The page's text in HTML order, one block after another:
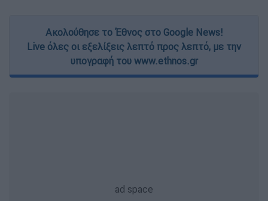
Ακολούθησε το Έθνος στο Google News!
Live όλες οι εξελίξεις λεπτό προς λεπτό, με την
υπογραφή του www.ethnos.gr